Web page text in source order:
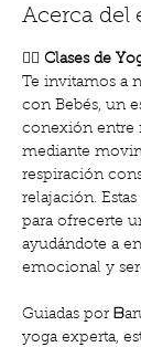
Acerca del
🧘‍♀️ Clases de
Te invitamos a
con Bebés, un
conexión entre
mediante
respiración
relajación. Estas
para ofrecerte
ayudándote a
emocional y
Guiadas por
yoga experta,